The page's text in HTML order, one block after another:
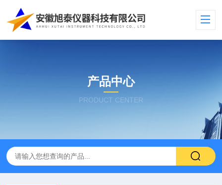
产品中心
PRODUCT CENTER